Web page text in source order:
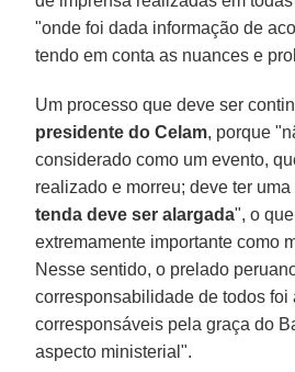
"onde foi dada informação de
tendo em conta as nuances e
Um processo que deve ser
presidente do Celam, porque
considerado como um evento,
realizado e morreu; deve ter
tenda deve ser alargada", o
extremamente importante como
Nesse sentido, o prelado
corresponsabilidade de todos foi
corresponsáveis pela graça do
aspecto ministerial".